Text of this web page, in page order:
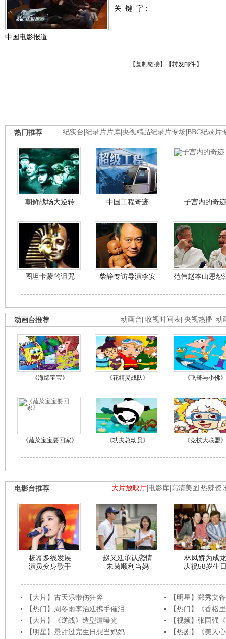
关 键 字：
中国电影报道
【复制链接】【转发邮件 】
纪实台 纪录片片库 央视精品纪录片专场 BBC纪录片
热门推荐
朝鲜战场大逆转 中国工程奇迹 子宫内的奇迹
图坦卡蒙的诅咒 柴静专访导演李安 范伟赵本山恩怨
动画台 收视时间表 央视热播 动
动画台推荐
《海绵宝宝》 《花精灵战队》 《飞哥与小佛》
《蔬菜宝宝要回家》 《功夫总动员》 《竞技大联盟》
大片放映厅 电影库 高清美图 热辣资
电影台推荐
杨幂多线发展
演员变身歌手
赵又廷承认恋情
朱茵顺利当妈
林凤娇为成龙
庆祝58岁生
【大片】古天乐带伤狂奔
【明星】郑秀文
【热门】周冬雨李治廷携手催泪
【热门】《香格
【大片】《逆战》造型遭曝光
【视频】张国强
【明星】景甜过完生日想当妈妈
【热剧】《美人